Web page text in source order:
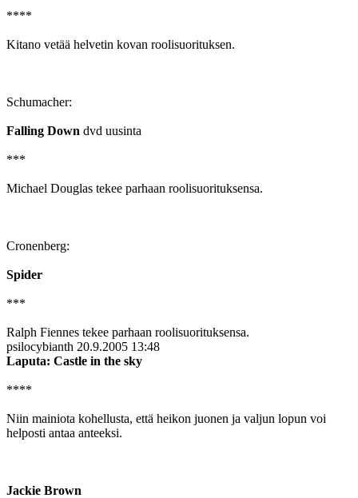
****
Kitano vetää helvetin kovan roolisuorituksen.
Schumacher:
Falling Down dvd uusinta
***
Michael Douglas tekee parhaan roolisuorituksensa.
Cronenberg:
Spider
***
Ralph Fiennes tekee parhaan roolisuorituksensa.
psilocybianth 20.9.2005 13:48
Laputa: Castle in the sky
****
Niin mainiota kohellusta, että heikon juonen ja valjun lopun voi
helposti antaa anteeksi.
Jackie Brown